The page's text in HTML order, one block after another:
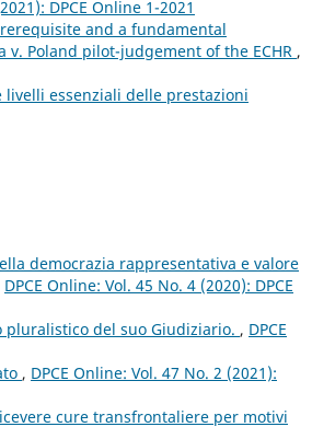
DPCE Online 1-2021
and a fundamental
Poland pilot-judgement of the ECHR ,
essenziali delle prestazioni
democrazia rappresentativa e valore
DPCE Online: Vol. 45 No. 4 (2020): DPCE
pluralistico del suo Giudiziario. , DPCE
, DPCE Online: Vol. 47 No. 2 (2021):
cure transfrontaliere per motivi